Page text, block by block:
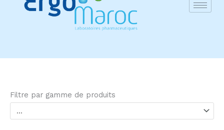
Filtre par gamme de produits